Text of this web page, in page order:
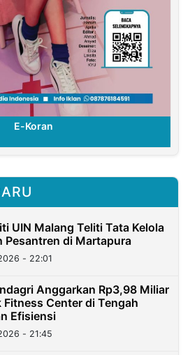
E-Koran
UIN Malang Teliti Tata Kelola
Pesantren di Martapura
- 22:01
Anggarkan Rp3,98 Miliar
Fitness Center di Tengah
Efisiensi
- 21:45